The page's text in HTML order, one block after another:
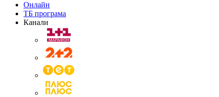
Онлайн
ТБ програма
Канали